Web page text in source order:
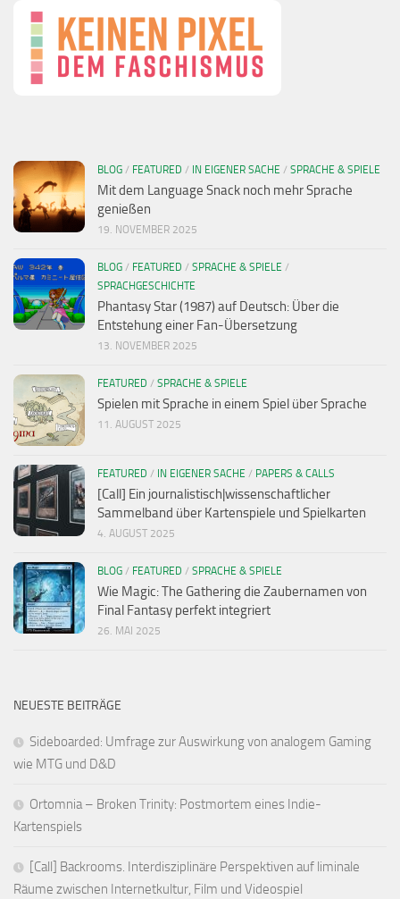
BLOG / FEATURED / IN EIGENER SACHE / SPRACHE & SPIELE
Mit dem Language Snack noch mehr Sprache
genießen
19. NOVEMBER 2025
BLOG / FEATURED / SPRACHE & SPIELE /
SPRACHGESCHICHTE
Phantasy Star (1987) auf Deutsch: Über die
Entstehung einer Fan-Übersetzung
13. NOVEMBER 2025
FEATURED / SPRACHE & SPIELE
Spielen mit Sprache in einem Spiel über Sprache
11. AUGUST 2025
FEATURED / IN EIGENER SACHE / PAPERS & CALLS
[Call] Ein journalistisch|wissenschaftlicher
Sammelband über Kartenspiele und Spielkarten
4. AUGUST 2025
BLOG / FEATURED / SPRACHE & SPIELE
Wie Magic: The Gathering die Zaubernamen von
Final Fantasy perfekt integriert
26. MAI 2025
NEUESTE BEITRÄGE
Sideboarded: Umfrage zur Auswirkung von analogem Gaming
wie MTG und D&D
Ortomnia – Broken Trinity: Postmortem eines Indie-
Kartenspiels
[Call] Backrooms. Interdisziplinäre Perspektiven auf liminale
Räume zwischen Internetkultur, Film und Videospiel